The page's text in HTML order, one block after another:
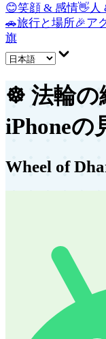
😊笑顔 & 感情👋 人
🚗旅行と場所🎉ア
旗
☸️ 法輪の
iPhoneの
Wheel of